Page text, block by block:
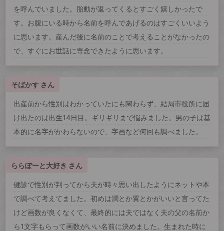
を呼んでいました。胎動が返ってくるとすごく嬉しかったで
す。お腹にいる時から名前を呼んであげるのはすごくいいよう
に思います。産んだ後に名前のことで考えることがなかったの
で、すぐにお世話に専念できたように思います。
そばかす さん
出産前から性別はわかっていたにも関わらず、結局市役所に届
け出たのは出生14日目。ギリギリまで悩みました。男の子は基
本的に名字がかわらないので、字画など何回も調べました。
ららぽーと大好き さん
健診で性別が判ってから夫が時々思い出したようにネットや本
で調べて考えてました。初めは潤とか翼とかがいいと言ってた
けど画数が良くなくて、最終的には夫ではなく夫の父の名前か
ら1文字もらって画数がいい名前に決めました。生まれた時に